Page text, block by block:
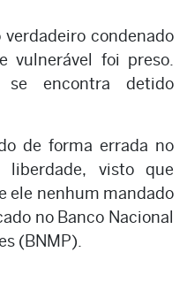
condenado
vulnerável foi preso.
se encontra detido
de forma errada no
liberdade, visto que
ele nenhum mandado
no Banco Nacional
(BNMP).